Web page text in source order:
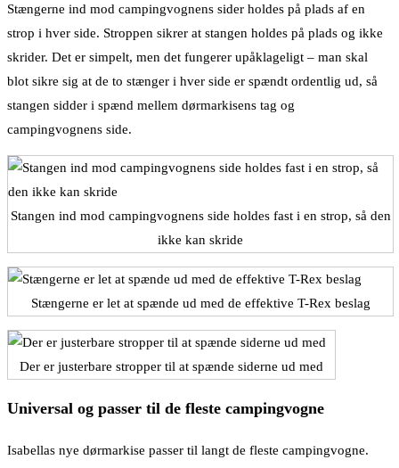
Stængerne ind mod campingvognens sider holdes på plads af en
strop i hver side. Stroppen sikrer at stangen holdes på plads og ikke
skrider. Det er simpelt, men det fungerer upåklageligt – man skal
blot sikre sig at de to stænger i hver side er spændt ordentlig ud, så
stangen sidder i spænd mellem dørmarkisens tag og
campingvognens side.
Stangen ind mod campingvognens side holdes fast i en strop, så den
ikke kan skride
Stængerne er let at spænde ud med de effektive T-Rex beslag
Der er justerbare stropper til at spænde siderne ud med
Universal og passer til de fleste campingvogne
Isabellas nye dørmarkise passer til langt de fleste campingvogne.